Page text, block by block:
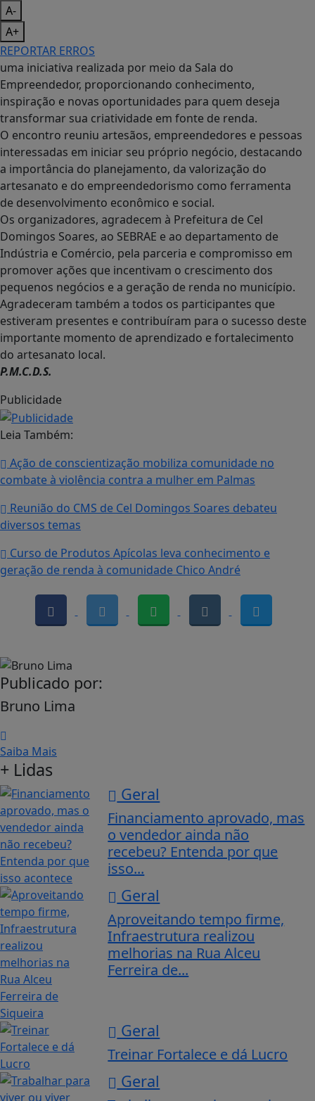
A-
A+
REPORTAR ERROS
uma iniciativa realizada por meio da Sala do
Empreendedor, proporcionando conhecimento,
inspiração e novas oportunidades para quem deseja
transformar sua criatividade em fonte de renda.
O encontro reuniu artesãos, empreendedores e pessoas
interessadas em iniciar seu próprio negócio, destacando
a importância do planejamento, da valorização do
artesanato e do empreendedorismo como ferramenta
de desenvolvimento econômico e social.
Os organizadores, agradecem à Prefeitura de Cel
Domingos Soares, ao SEBRAE e ao departamento de
Indústria e Comércio, pela parceria e compromisso em
promover ações que incentivam o crescimento dos
pequenos negócios e a geração de renda no município.
Agradeceram também a todos os participantes que
estiveram presentes e contribuíram para o sucesso deste
importante momento de aprendizado e fortalecimento
do artesanato local.
P.M.C.D.S.
Publicidade
Leia Também:
Ação de conscientização mobiliza comunidade no
combate à violência contra a mulher em Palmas
Reunião do CMS de Cel Domingos Soares debateu
diversos temas
Curso de Produtos Apícolas leva conhecimento e
geração de renda à comunidade Chico André
Publicado por:
Bruno Lima
Saiba Mais
+ Lidas
Geral
Financiamento aprovado, mas
o vendedor ainda não
recebeu? Entenda por que
isso...
Geral
Aproveitando tempo firme,
Infraestrutura realizou
melhorias na Rua Alceu
Ferreira de...
Geral
Treinar Fortalece e dá Lucro
Geral